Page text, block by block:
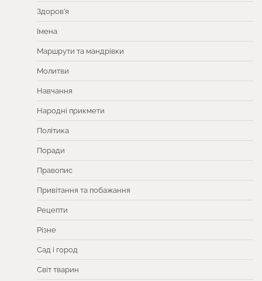
Здоров’я
Імена
Маршрути та мандрівки
Молитви
Навчання
Народні прикмети
Політика
Поради
Правопис
Привітання та побажання
Рецепти
Різне
Сад і город
Світ тварин